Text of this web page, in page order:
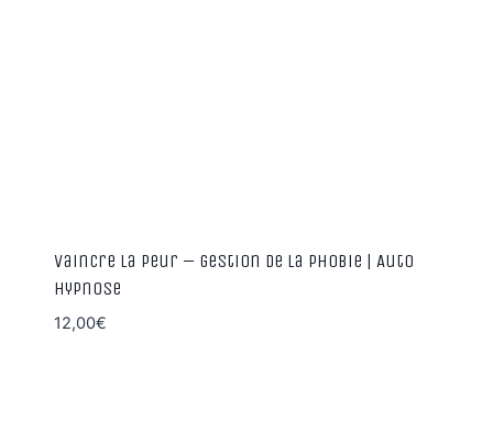
Vaincre la peur – gestion de la phobie | Auto
hypnose
12,00€